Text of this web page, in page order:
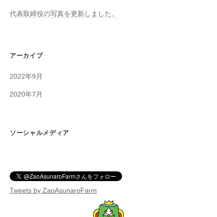
代表取締役の写真を更新しました。
アーカイブ
2022年9月
2020年7月
ソーシャルメディア
Tweets by ZaoAsunaroFarm